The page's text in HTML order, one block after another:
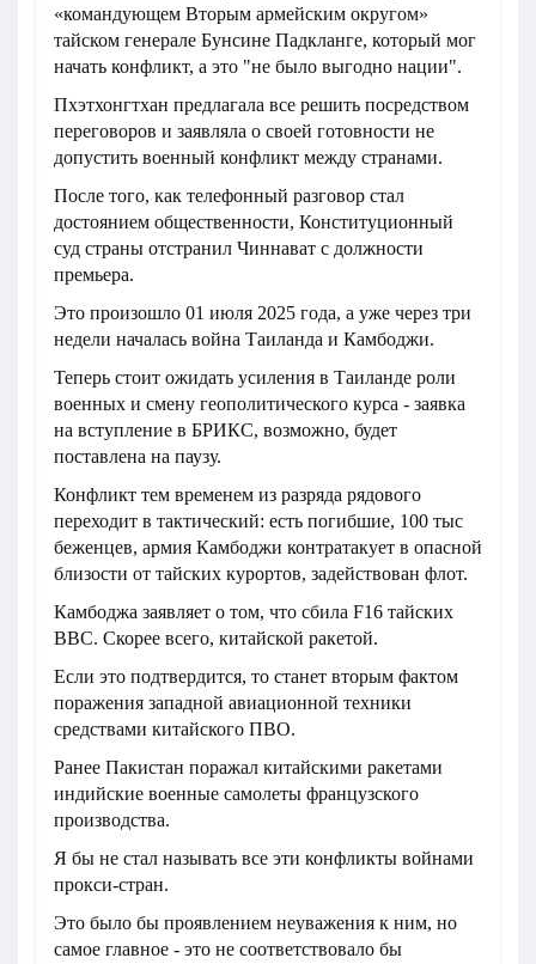
«командующем Вторым армейским округом»
тайском генерале Бунсине Падкланге, который мог
начать конфликт, а это "не было выгодно нации".
Пхэтхонгтхан предлагала все решить посредством
переговоров и заявляла о своей готовности не
допустить военный конфликт между странами.
После того, как телефонный разговор стал
достоянием общественности, Конституционный
суд страны отстранил Чиннават с должности
премьера.
Это произошло 01 июля 2025 года, а уже через три
недели началась война Таиланда и Камбоджи.
Теперь стоит ожидать усиления в Таиланде роли
военных и смену геополитического курса - заявка
на вступление в БРИКС, возможно, будет
поставлена на паузу.
Конфликт тем временем из разряда рядового
переходит в тактический: есть погибшие, 100 тыс
беженцев, армия Камбоджи контратакует в опасной
близости от тайских курортов, задействован флот.
Камбоджа заявляет о том, что сбила F16 тайских
ВВС. Скорее всего, китайской ракетой.
Если это подтвердится, то станет вторым фактом
поражения западной авиационной техники
средствами китайского ПВО.
Ранее Пакистан поражал китайскими ракетами
индийские военные самолеты французского
производства.
Я бы не стал называть все эти конфликты войнами
прокси-стран.
Это было бы проявлением неуважения к ним, но
самое главное - это не соответствовало бы